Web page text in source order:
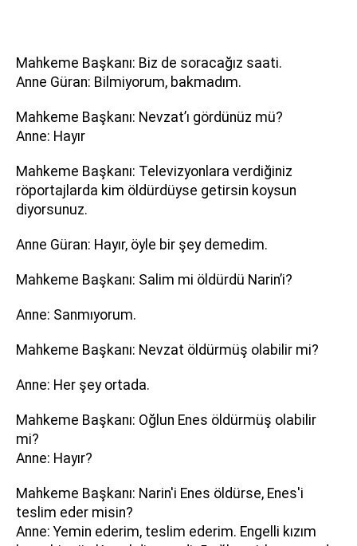
Mahkeme Başkanı: Biz de soracağız saati.
Anne Güran: Bilmiyorum, bakmadım.
Mahkeme Başkanı: Nevzat’ı gördünüz mü?
Anne: Hayır
Mahkeme Başkanı: Televizyonlara verdiğiniz
röportajlarda kim öldürdüyse getirsin koysun
diyorsunuz.
Anne Güran: Hayır, öyle bir şey demedim.
Mahkeme Başkanı: Salim mi öldürdü Narin’i?
Anne: Sanmıyorum.
Mahkeme Başkanı: Nevzat öldürmüş olabilir mi?
Anne: Her şey ortada.
Mahkeme Başkanı: Oğlun Enes öldürmüş olabilir
mi?
Anne: Hayır?
Mahkeme Başkanı: Narin'i Enes öldürse, Enes'i
teslim eder misin?
Anne: Yemin ederim, teslim ederim. Engelli kızım